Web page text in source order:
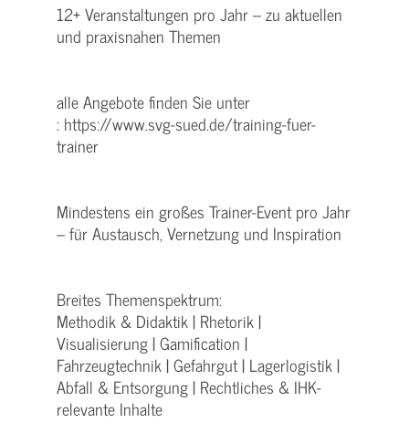
12+ Veranstaltungen pro Jahr – zu aktuellen
und praxisnahen Themen
alle Angebote finden Sie unter
: https://www.svg-sued.de/training-fuer-
trainer
Mindestens ein großes Trainer-Event pro Jahr
– für Austausch, Vernetzung und Inspiration
Breites Themenspektrum:
Methodik & Didaktik | Rhetorik |
Visualisierung | Gamification |
Fahrzeugtechnik | Gefahrgut | Lagerlogistik |
Abfall & Entsorgung | Rechtliches & IHK-
relevante Inhalte